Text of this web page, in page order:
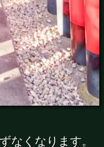
なくなります。